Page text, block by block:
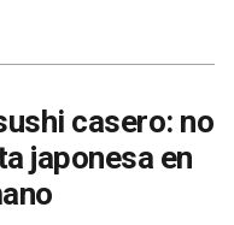
casero: no
japonesa en